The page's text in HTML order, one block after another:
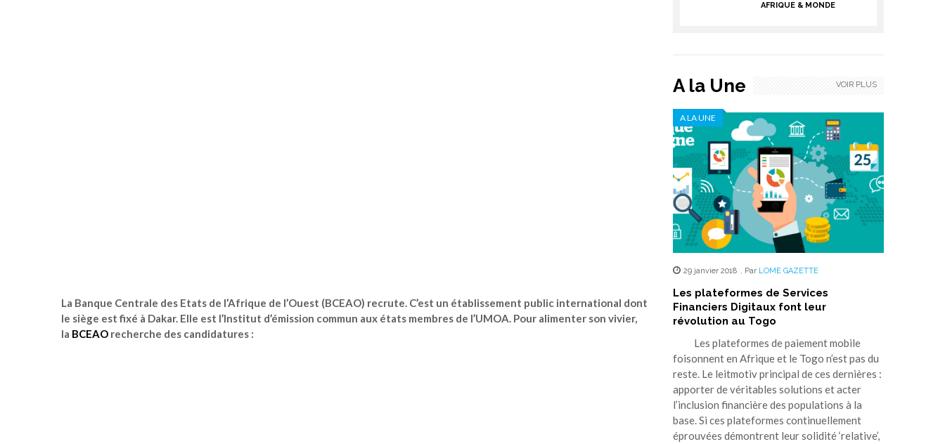
La Banque Centrale des Etats de l’Afrique de l’Ouest (BCEAO) recrute. C’est un établissement public international dont
le siège est fixé à Dakar. Elle est l’Institut d’émission commun aux états membres de l’UMOA. Pour alimenter son vivier,
la BCEAO recherche des candidatures :
AFRIQUE & MONDE
A la Une
A LA UNE
29 janvier 2018 , Par LOME GAZETTE
Les plateformes de Services
Financiers Digitaux font leur
révolution au Togo
Les plateformes de paiement mobile
foisonnent en Afrique et le Togo n’est pas du
reste. Le leitmotiv principal de ces dernières :
apporter de véritables solutions et acter
l’inclusion financière des populations à la
base. Si ces plateformes continuellement
éprouvées démontrent leur solidité ‘relative’,
VOIR PLUS